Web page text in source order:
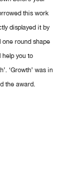
this work
displayed it by
round shape
you to
‘Growth’ was in
the award.